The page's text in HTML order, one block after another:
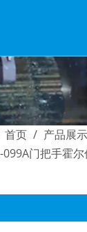
首页 / 产品展示
099A门把手霍